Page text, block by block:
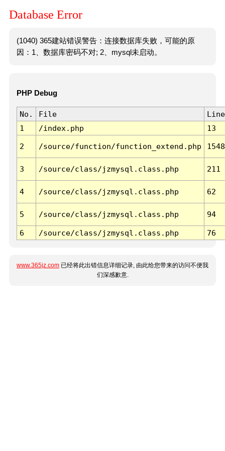
Database Error
(1040) 365建站错误警告：连接数据库失败，可能的原
因：1、数据库密码不对; 2、mysql未启动。
PHP Debug
No. File
Line
1
/index.php 13
2 /source/function/function_extend.php 1548
3 /source/class/jzmysql.class.php 211
4 /source/class/jzmysql.class.php 62
5 /source/class/jzmysql.class.php 94
6 /source/class/jzmysql.class.php 76
www.365jz.com 已经将此出错信息详细记录, 由此给您带来的访问不便我
们深感歉意.